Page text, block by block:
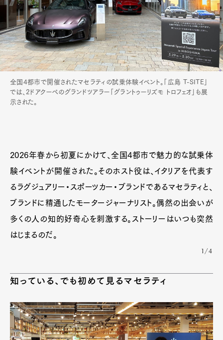
全国4都市で開催されたマセラティの試乗体験イベント。「広島 T-SITE」
では、2ドアクーペのグランドツアラー「グラントゥーリズモ トロフェオ」も展
示された。
2026年春から初夏にかけて、全国4都市で魅力的な試乗体
験イベントが開催された。そのホスト役は、イタリアを代表す
るラグジュアリー・スポーツカー・ブランドであるマセラティと、
ブランドに精通したモータージャーナリスト。偶然の出会いが
多くの人の知的好奇心を刺激する。ストーリーはいつも突然
はじまるのだ。
1/4
知っている、でも初めて見るマセラティ